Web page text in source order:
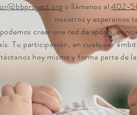
o llámenos al402-
nosotros y esperamos
crear una red de apoyo,
Tu participación, en cualquier
hoy mismo y forma parte de